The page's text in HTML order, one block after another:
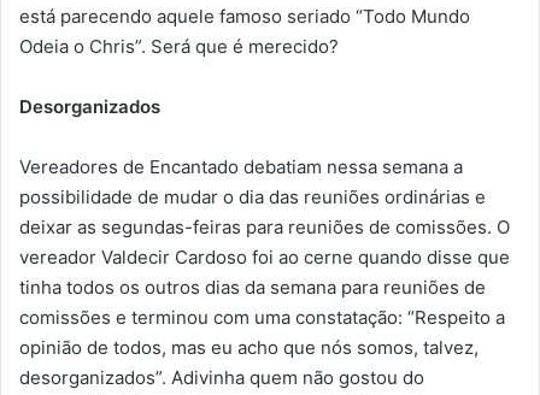
está parecendo aquele famoso seriado “Todo Mundo
Odeia o Chris”. Será que é merecido?
Desorganizados
Vereadores de Encantado debatiam nessa semana a
possibilidade de mudar o dia das reuniões ordinárias e
deixar as segundas-feiras para reuniões de comissões. O
vereador Valdecir Cardoso foi ao cerne quando disse que
tinha todos os outros dias da semana para reuniões de
comissões e terminou com uma constatação: “Respeito a
opinião de todos, mas eu acho que nós somos, talvez,
desorganizados”. Adivinha quem não gostou do